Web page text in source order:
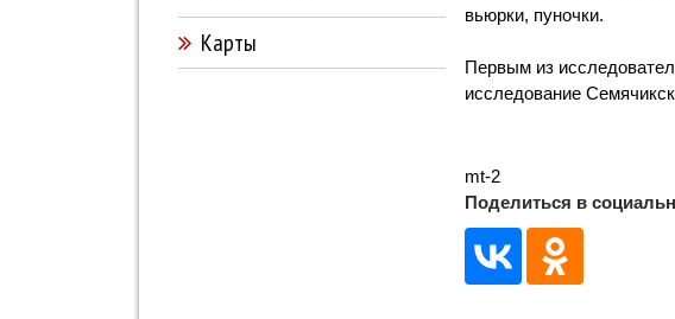
Карты
вьюрки, пуночки.
Первым из
исследование
mt-2
Поделиться в